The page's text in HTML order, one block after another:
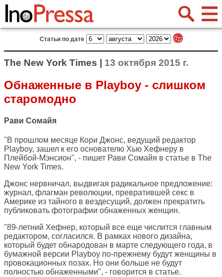
Статьи по дате
The New York Times | 13 октября 2015 г.
Обнаженные в Playboy - слишком
старомодно
Рави Сомайя
"В прошлом месяце Кори Джонс, ведущий редактор
Playboy, зашел к его основателю Хью Хефнеру в
Плейбой-Мэнсион", - пишет Рави Сомайя в статье в The
New York Times.
Джонс нервничал, выдвигая радикальное предложение:
журнал, флагман революции, превратившей секс в
Америке из тайного в вездесущий, должен прекратить
публиковать фотографии обнаженных женщин.
"89-летний Хефнер, который все еще числится главным
редактором, согласился. В рамках нового дизайна,
который будет обнародован в марте следующего года, в
бумажной версии Playboy по-прежнему будут женщины в
провокационных позах. Но они больше не будут
полностью обнаженными", - говорится в статье.